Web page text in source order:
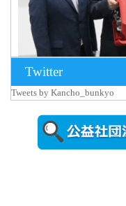
Twitter
Tweets by Kancho_bunkyo